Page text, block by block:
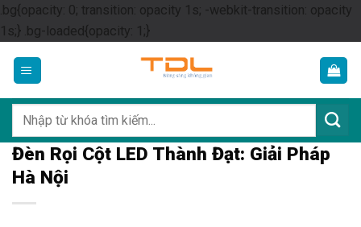
.bg{opacity: 0; transition: opacity 1s; -webkit-transition: opacity
1s;} .bg-loaded{opacity: 1;}Skip
content
kiếm:
Đèn Rọi Cột LED Thành Đạt: Giải Pháp
Hà Nội